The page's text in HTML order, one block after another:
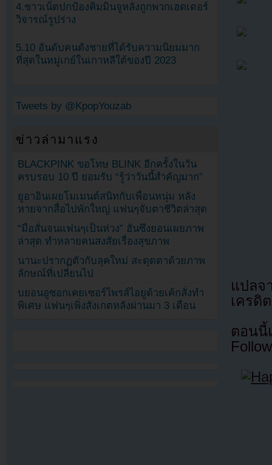
แปล
เครดิ
ตอนนี้
4.ชาวเน็ตปกป้องคิมมินจูหลังถูกพวกเฮดเตอร์
วิจารณ์รูปร่าง
5.10 อันดับคนดังชายที่ได้รับความนิยมมาก
ที่สุดในหมู่เกย์ในเกาหลีใต้ของปี 2023
Tweets by @KpopYouzab
ข่าวล่ามาแรง
BLACKPINK ขอโทษ BLINK อีกครั้งในวัน
ครบรอบ 10 ปี ยอมรับ “รู้ว่าวันนี้สำคัญมาก”
ยูอาอินเผยโมเมนต์สนิทกับเพื่อนหนุ่ม หลัง
หายจากสื่อไปพักใหญ่ แฟนๆจับตาชีวิตล่าสุด
“มือสั่นจนแฟนๆเป็นห่วง” ฮันซึงยอนเผยภาพ
ล่าสุด ทำหลายคนสงสัยเรื่องสุขภาพ
นานะปรากฏตัวกับลุคใหม่ สะดุดตาด้วยภาพ
ลักษณ์ที่เปลี่ยนไป
บยอนอูซอกเคยเซอร์ไพรส์ไอยูด้วยเค้กสั่งทำ
พิเศษ แฟนๆเพิ่งสังเกตหลังผ่านมา 3 เดือน